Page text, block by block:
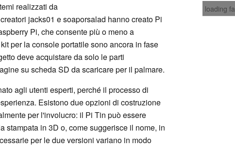
loading
realizzati da
jacks01 e soaporsalad hanno creato Pi
Pi, che consente più o meno a
per la console portatile sono ancora in fase
deve acquistare da solo le parti
su scheda SD da scaricare per il palmare.
agli utenti esperti, perché il processo di
Esistono due opzioni di costruzione
per l'involucro: il Pi Tin può essere
stampata in 3D o, come suggerisce il nome, in
per le due versioni variano in modo